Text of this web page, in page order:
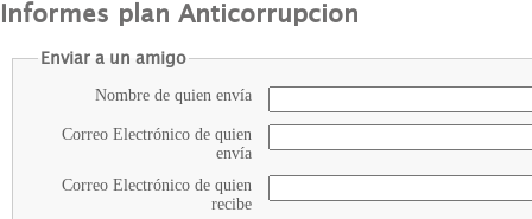
Informes plan Anticorrupcion
Enviar a un amigo
Nombre de quien envía
Correo Electrónico de quien
envía
Correo Electrónico de quien
recibe